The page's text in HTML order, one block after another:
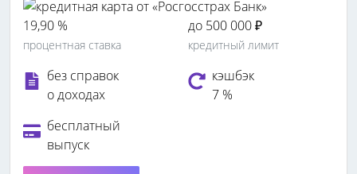
19,90 %
процентная ставка
до 500 000 ₽
кредитный лимит
без справок
о доходах
кэшбэк
7 %
бесплатный
выпуск